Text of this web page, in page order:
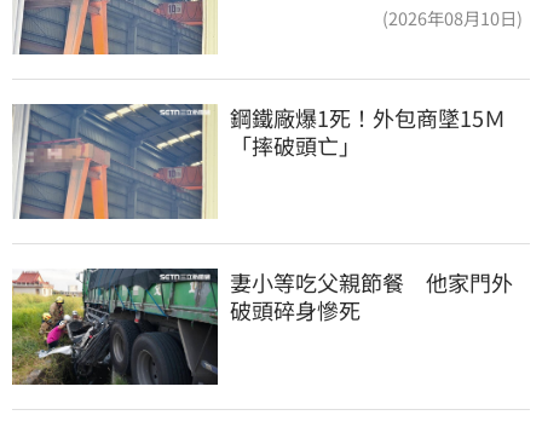
(2026年08月10日)
鋼鐵廠爆1死！外包商墜15Ｍ
「摔破頭亡」
妻小等吃父親節餐　他家門外
破頭碎身慘死